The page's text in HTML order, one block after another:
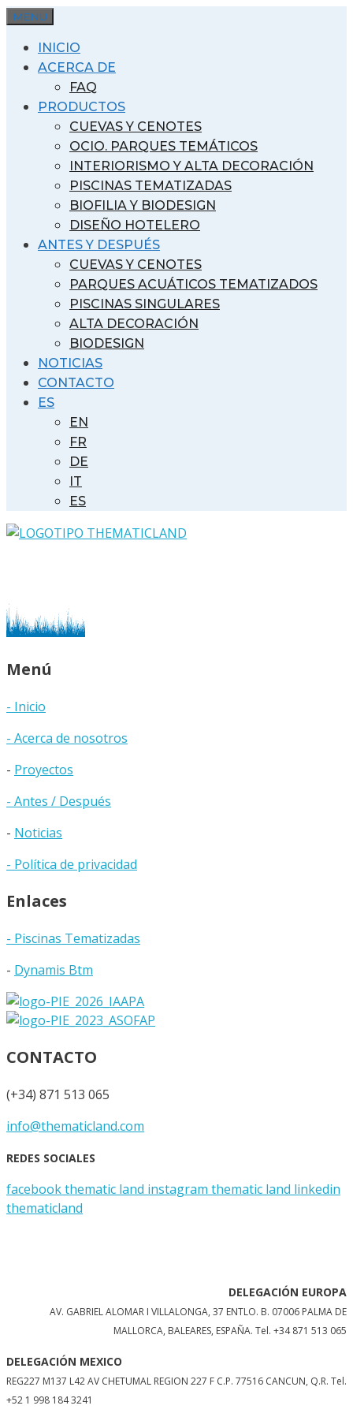
Saltar
contenido
MENU
INICIO
ACERCA DE
FAQ
PRODUCTOS
CUEVAS Y CENOTES
OCIO. PARQUES TEMÁTICOS
INTERIORISMO Y ALTA DECORACIÓN
PISCINAS TEMATIZADAS
BIOFILIA Y BIODESIGN
DISEÑO HOTELERO
ANTES Y DESPUÉS
CUEVAS Y CENOTES
PARQUES ACUÁTICOS TEMATIZADOS
PISCINAS SINGULARES
ALTA DECORACIÓN
BIODESIGN
NOTICIAS
CONTACTO
ES
EN
FR
DE
IT
ES
Menú
- Inicio
- Acerca de nosotros
- Proyectos
- Antes / Después
- Noticias
- Política de privacidad
Enlaces
- Piscinas Tematizadas
- Dynamis Btm
CONTACTO
(+34) 871 513 065
info@thematicland.com
REDES SOCIALES
facebook thematic land instagram thematic land linkedin
thematicland
DELEGACIÓN EUROPA
AV. GABRIEL ALOMAR I VILLALONGA, 37 ENTLO. B. 07006 PALMA DE
MALLORCA, BALEARES, ESPAÑA. Tel. +34 871 513 065
DELEGACIÓN MEXICO
REG227 M137 L42 AV CHETUMAL REGION 227 F C.P. 77516 CANCUN, Q.R. Tel.
+52 1 998 184 3241